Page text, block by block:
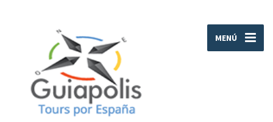
MENÚ